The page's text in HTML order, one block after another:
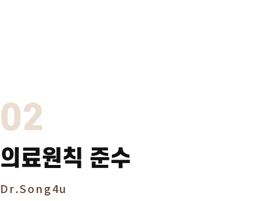
02
의료원칙 준수
Dr.Song4u